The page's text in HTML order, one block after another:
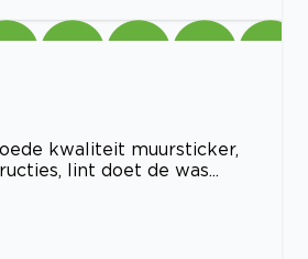
kwaliteit muursticker,
lint doet de was...